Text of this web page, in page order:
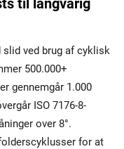
ved brug af cyklisk
500.000+
gennemgår 1.000
ISO 7176-8-
over 8°.
for at